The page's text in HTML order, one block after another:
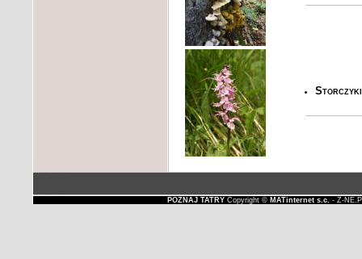
Storczyki
POZNAJ TATRYCopyright © MATinternet s.c. - Z-